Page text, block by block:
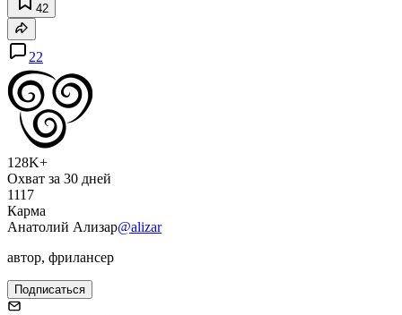
42
22
128K+
Охват за 30 дней
1117
Карма
Анатолий Ализар@alizar
автор, фрилансер
Подписаться